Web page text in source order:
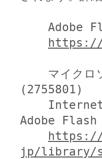
https://
(2755801)
Adobe Flash
https://
jp/library/